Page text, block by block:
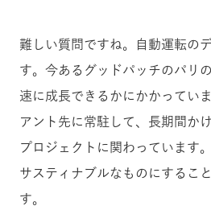
難しい質問ですね。自動運転の
す。今あるグッドパッチのパリ
速に成長できるかにかかってい
アント先に常駐して、長期間か
プロジェクトに関わっています
サスティナブルなものにするこ
す。